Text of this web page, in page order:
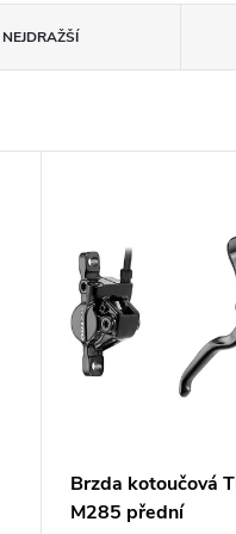
NEJDRAŽŠÍ
Brzda kotoučová
M285 přední